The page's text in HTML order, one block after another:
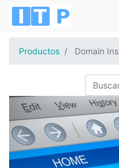
Productos Domain